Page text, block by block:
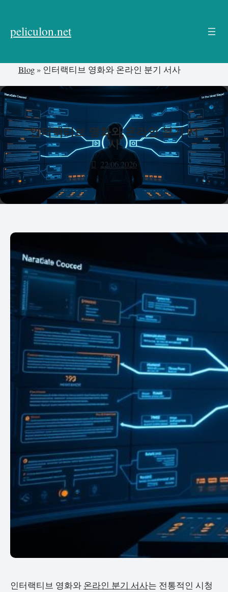
뛰
기
peliculon.net
Blog» 인터랙티브 영화와 온라인 분기 서사
인터랙티브 영화와 온라인 분기 서
사
22.06.2026
인터랙티브 영화와 온라인 분기 서사는 전통적인 시청